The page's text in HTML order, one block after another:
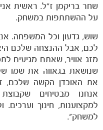
שחר בריקמן ז״ל. ראשית
על ההשתתפות במשחק.
שוש, גדעון וכל המשפחה.
לכם, אבל ההנצחה שלכם
מזג אוויר, שאתם מגיעים
שנושאת בגאווה את שמו
את האובדן הקשה שלכם,
אנחנו מבטיחים
למקצוענות, חינוך
למשחק״.